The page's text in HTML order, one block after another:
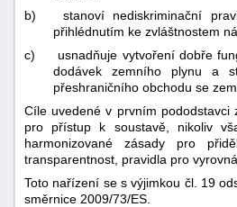
b)
stanoví nediskriminační
přihlédnutím ke zvláštnostem
c)
usnadňuje vytvoření dobře
dodávek zemního plynu a
přeshraničního obchodu se
Cíle uvedené v prvním pododstavci
pro přístup k soustavě, nikoliv
harmonizované zásady pro
transparentnost, pravidla pro
Toto nařízení se s výjimkou čl. 19
směrnice 2009/73/ES.